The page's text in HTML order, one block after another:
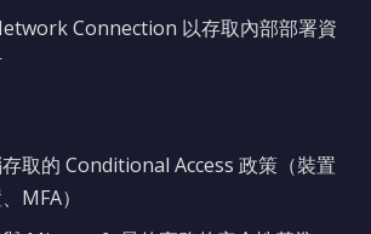
Connection 以存取內部部署資
取的 Conditional Access 政策（裝置
MFA）